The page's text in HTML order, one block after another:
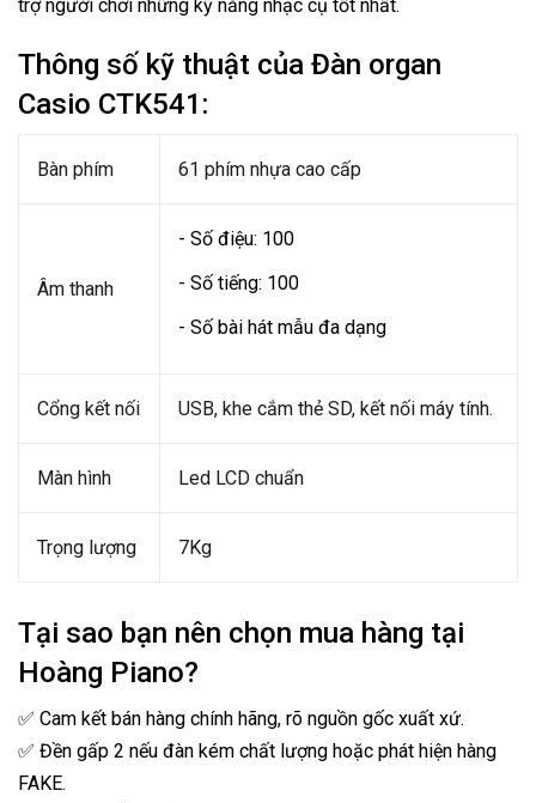
trợ người chơi những kỹ năng nhạc cụ tốt nhất.
Thông số kỹ thuật của Đàn organ
Casio CTK541:
Bàn phím 61 phím nhựa cao cấp
Âm thanh
- Số điệu: 100
- Số tiếng: 100
- Số bài hát mẫu đa dạng
Cổng kết nối USB, khe cắm thẻ SD, kết nối máy tính.
Màn hình Led LCD chuẩn
Trọng lượng 7Kg
Tại sao bạn nên chọn mua hàng tại
Hoàng Piano?
✅ Cam kết bán hàng chính hãng, rõ nguồn gốc xuất xứ.
✅ Đền gấp 2 nếu đàn kém chất lượng hoặc phát hiện hàng
FAKE.